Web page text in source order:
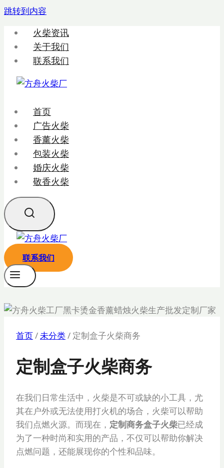
跳转到内容
火柴资讯
关于我们
联系我们
首页
广告火柴
香薰火柴
包装火柴
婚庆火柴
敬香火柴
联系我们
首页/未分类/ 定制盒子火柴商务
定制盒子火柴商务
在我们日常生活中，火柴是不可或缺的小工具，尤
其在户外或无法使用打火机的场合，火柴可以帮助
我们点燃火源。而现在， 定制商务盒子火柴已经成
为了一种时尚和实用的产品，不仅可以帮助你解决
点燃问题，还能展现你的个性和品味。